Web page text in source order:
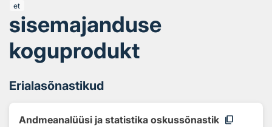
et
sisemajanduse
koguprodukt
Erialasõnastikud
Andmeanalüüsi ja statistika oskussõnastik content_copy